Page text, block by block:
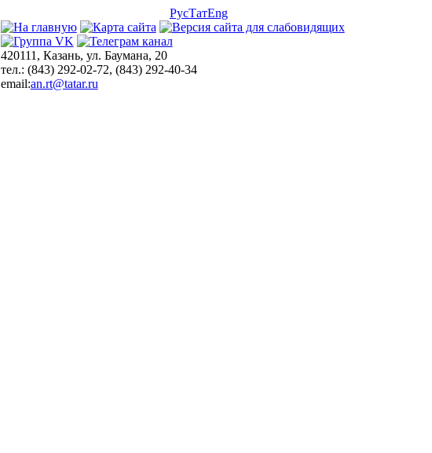
РусТатEng
420111, Казань, ул. Баумана, 20
тел.: (843) 292-02-72, (843) 292-40-34
email:an.rt@tatar.ru